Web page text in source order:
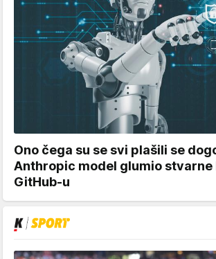
Ono čega su se svi plašili se
Anthropic model glumio stvarne
GitHub-u